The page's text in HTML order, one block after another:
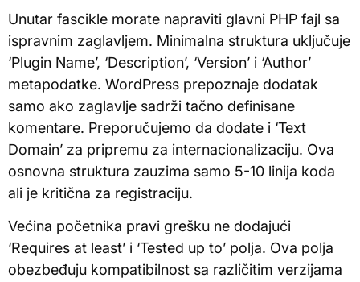
Unutar fascikle morate napraviti glavni PHP fajl sa
ispravnim zaglavljem. Minimalna struktura uključuje
‘Plugin Name’, ‘Description’, ‘Version’ i ‘Author’
metapodatke. WordPress prepoznaje dodatak
samo ako zaglavlje sadrži tačno definisane
komentare. Preporučujemo da dodate i ‘Text
Domain’ za pripremu za internacionalizaciju. Ova
osnovna struktura zauzima samo 5-10 linija koda
ali je kritična za registraciju.
Većina početnika pravi grešku ne dodajući
‘Requires at least’ i ‘Tested up to’ polja. Ova polja
obezbeđuju kompatibilnost sa različitim verzijama